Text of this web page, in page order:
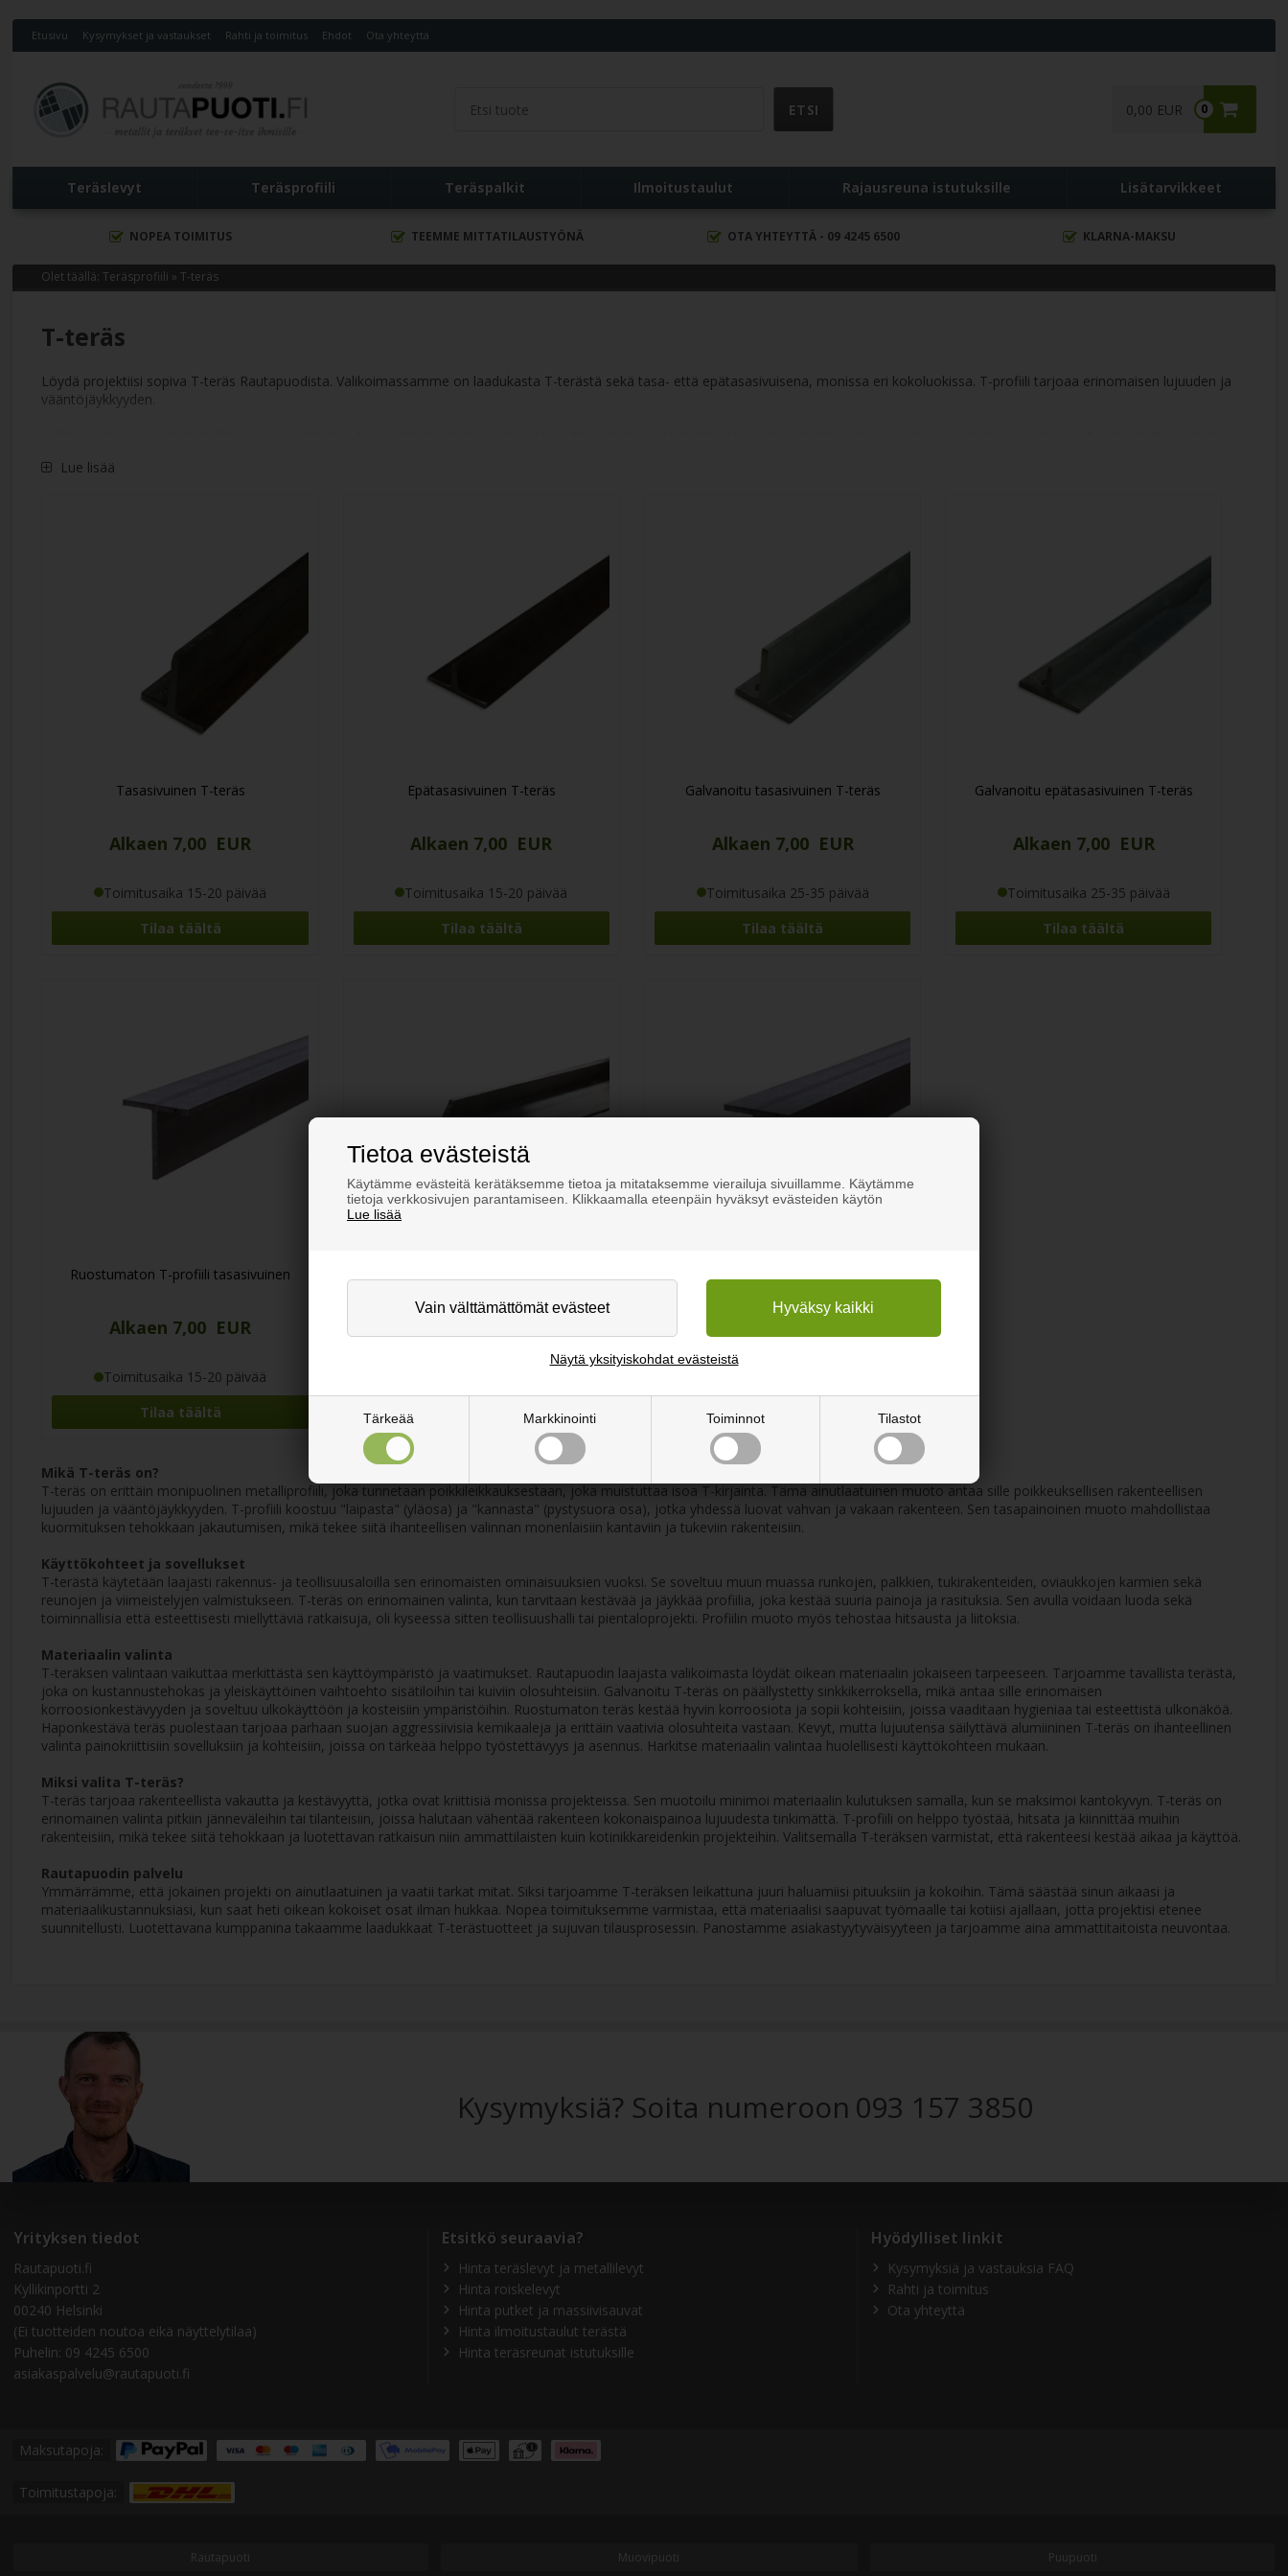
Tietoa evästeistä
Käytämme evästeitä kerätäksemme tietoa ja mitataksemme vierailuja sivuillamme. Käytämme
tietoja verkkosivujen parantamiseen. Klikkaamalla eteenpäin hyväksyt evästeiden käytön
Lue lisää
Tärkeää Markkinointi Toiminnot Tilastot
Näytä yksityiskohdat evästeistä
Etusivu Kysymykset ja vastaukset Rahti ja toimitus Ehdot Ota yhteyttä
0
0,00 EUR
Teräslevyt Teräsprofiili Teräspalkit Ilmoitustaulut Rajausreuna istutuksille Lisätarvikkeet
NOPEA TOIMITUS TEEMME MITTATILAUSTYÖNÄ OTA YHTEYTTÄ - 09 4245 6500 KLARNA-MAKSU
Olet täällä:Teräsprofiili »T-teräs
T-teräs
Löydä projektiisi sopiva T-teräs Rautapuodista. Valikoimassamme on laadukasta T-terästä sekä tasa- että epätasasivuisena, monissa eri kokoluokissa. T-profiili tarjoaa erinomaisen lujuuden ja
vääntöjäykkyyden.
Lue lisää
Tasasivuinen T-teräs
Alkaen 7,00 EUR
Toimitusaika 15-20 päivää
Tilaa täältä
Epätasasivuinen T-teräs
Alkaen 7,00 EUR
Toimitusaika 15-20 päivää
Tilaa täältä
Galvanoitu tasasivuinen T-teräs
Alkaen 7,00 EUR
Toimitusaika 25-35 päivää
Tilaa täältä
Galvanoitu epätasasivuinen T-teräs
Alkaen 7,00 EUR
Toimitusaika 25-35 päivää
Tilaa täältä
Ruostumaton T-profiili tasasivuinen
Alkaen 7,00 EUR
Toimitusaika 15-20 päivää
Tilaa täältä
Tilaa täältä
Mikä T-teräs on?
T-teräs on erittäin monipuolinen metalliprofiili, joka tunnetaan poikkileikkauksestaan, joka muistuttaa isoa T-kirjainta. Tämä ainutlaatuinen muoto antaa sille poikkeuksellisen rakenteellisen
lujuuden ja vääntöjäykkyyden. T-profiili koostuu "laipasta" (yläosa) ja "kannasta" (pystysuora osa), jotka yhdessä luovat vahvan ja vakaan rakenteen. Sen tasapainoinen muoto mahdollistaa
kuormituksen tehokkaan jakautumisen, mikä tekee siitä ihanteellisen valinnan monenlaisiin kantaviin ja tukeviin rakenteisiin.
Käyttökohteet ja sovellukset
T-terästä käytetään laajasti rakennus- ja teollisuusaloilla sen erinomaisten ominaisuuksien vuoksi. Se soveltuu muun muassa runkojen, palkkien, tukirakenteiden, oviaukkojen karmien sekä
reunojen ja viimeistelyjen valmistukseen. T-teräs on erinomainen valinta, kun tarvitaan kestävää ja jäykkää profiilia, joka kestää suuria painoja ja rasituksia. Sen avulla voidaan luoda sekä
toiminnallisia että esteettisesti miellyttäviä ratkaisuja, oli kyseessä sitten teollisuushalli tai pientaloprojekti. Profiilin muoto myös tehostaa hitsausta ja liitoksia.
Materiaalin valinta
T-teräksen valintaan vaikuttaa merkittästä sen käyttöympäristö ja vaatimukset. Rautapuodin laajasta valikoimasta löydät oikean materiaalin jokaiseen tarpeeseen. Tarjoamme tavallista terästä,
joka on kustannustehokas ja yleiskäyttöinen vaihtoehto sisätiloihin tai kuiviin olosuhteisiin. Galvanoitu T-teräs on päällystetty sinkkikerroksella, mikä antaa sille erinomaisen
korroosionkestävyyden ja soveltuu ulkokäyttöön ja kosteisiin ympäristöihin. Ruostumaton teräs kestää hyvin korroosiota ja sopii kohteisiin, joissa vaaditaan hygieniaa tai esteettistä ulkonäköä.
Haponkestävä teräs puolestaan tarjoaa parhaan suojan aggressiivisia kemikaaleja ja erittäin vaativia olosuhteita vastaan. Kevyt, mutta lujuutensa säilyttävä alumiininen T-teräs on ihanteellinen
valinta painokriittisiin sovelluksiin ja kohteisiin, joissa on tärkeää helppo työstettävyys ja asennus. Harkitse materiaalin valintaa huolellisesti käyttökohteen mukaan.
Miksi valita T-teräs?
T-teräs tarjoaa rakenteellista vakautta ja kestävyyttä, jotka ovat kriittisiä monissa projekteissa. Sen muotoilu minimoi materiaalin kulutuksen samalla, kun se maksimoi kantokyvyn. T-teräs on
erinomainen valinta pitkiin jänneväleihin tai tilanteisiin, joissa halutaan vähentää rakenteen kokonaispainoa lujuudesta tinkimättä. T-profiili on helppo työstää, hitsata ja kiinnittää muihin
rakenteisiin, mikä tekee siitä tehokkaan ja luotettavan ratkaisun niin ammattilaisten kuin kotinikkareidenkin projekteihin. Valitsemalla T-teräksen varmistat, että rakenteesi kestää aikaa ja käyttöä.
Rautapuodin palvelu
Ymmärrämme, että jokainen projekti on ainutlaatuinen ja vaatii tarkat mitat. Siksi tarjoamme T-teräksen leikattuna juuri haluamiisi pituuksiin ja kokoihin. Tämä säästää sinun aikaasi ja
materiaalikustannuksiasi, kun saat heti oikean kokoiset osat ilman hukkaa. Nopea toimituksemme varmistaa, että materiaalisi saapuvat työmaalle tai kotiisi ajallaan, jotta projektisi etenee
suunnitellusti. Luotettavana kumppanina takaamme laadukkaat T-terästuotteet ja sujuvan tilausprosessin. Panostamme asiakastyytyväisyyteen ja tarjoamme aina ammattitaitoista neuvontaa.
Kysymyksiä? Soita numeroon 093 157 3850
Yrityksen tiedot
Rautapuoti.fi
Kyllikinportti 2
00240 Helsinki
(Ei tuotteiden noutoa eikä näyttelytilaa)
Puhelin: 09 4245 6500
asiakaspalvelu@rautapuoti.fi
Etsitkö seuraavia?
Hinta teräslevyt ja metallilevyt
Hinta roiskelevyt
Hinta putket ja massiivisauvat
Hinta ilmoitustaulut terästä
Hinta teräsreunat istutuksille
Hyödylliset linkit
Kysymyksiä ja vastauksia FAQ
Rahti ja toimitus
Ota yhteyttä
Maksutapoja:
Toimitustapoja:
Rautapuoti Muovipuoti Puupuoti